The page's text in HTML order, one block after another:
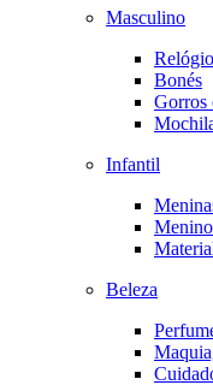
Masculino
Bonés
Gorros
Infantil
Beleza